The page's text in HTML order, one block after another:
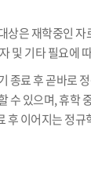
상은 재학중인
및 기타 필요에
종료 후 곧바로
수 있으며, 휴학
후 이어지는 정